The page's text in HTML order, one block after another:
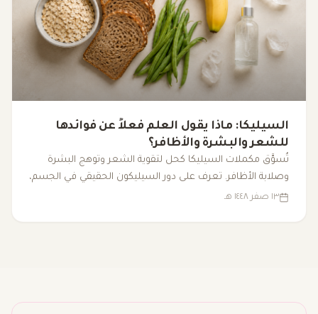
السيليكا: ماذا يقول العلم فعلاً عن فوائدها
للشعر والبشرة والأظافر؟
تُسوَّق مكملات السيليكا كحل لتقوية الشعر وتوهج البشرة
وصلابة الأظافر. تعرف على دور السيليكون الحقيقي في الجسم،
مصادره الغذائية، وما تقوله الأبحاث فعلاً.
١٣ صفر ١٤٤٨ هـ